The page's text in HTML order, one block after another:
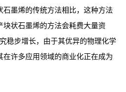
墨烯的传统方法相比，这种方法
状石墨烯的方法会耗费大量资
稳步增长，由于其优异的物理化学
许多应用领域的商业化正在成为